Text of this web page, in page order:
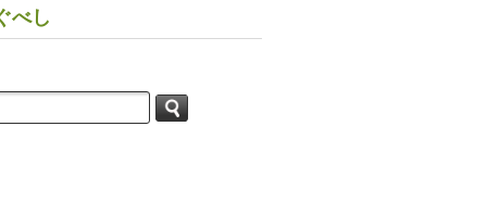
べし